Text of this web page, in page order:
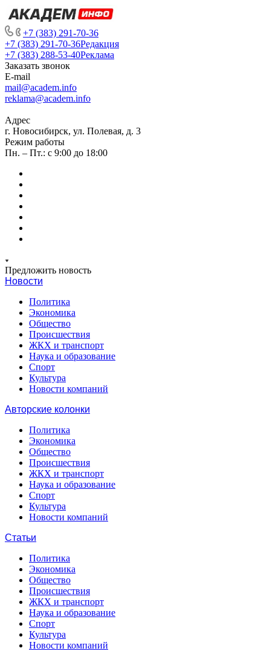
+7 (383) 291-70-36
+7 (383) 291-70-36Редакция
+7 (383) 288-53-40Реклама
Заказать звонок
E-mail
mail@academ.info
reklama@academ.info
Адрес
г. Новосибирск, ул. Полевая, д. 3
Режим работы
Пн. – Пт.: с 9:00 до 18:00
Предложить новость
Новости
Политика
Экономика
Общество
Происшествия
ЖКХ и транспорт
Наука и образование
Спорт
Культура
Новости компаний
Авторские колонки
Политика
Экономика
Общество
Происшествия
ЖКХ и транспорт
Наука и образование
Спорт
Культура
Новости компаний
Статьи
Политика
Экономика
Общество
Происшествия
ЖКХ и транспорт
Наука и образование
Спорт
Культура
Новости компаний